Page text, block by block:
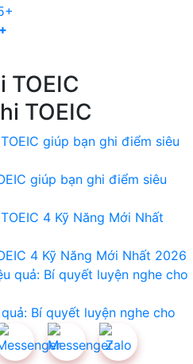
TOEIC
giúp bạn ghi điểm siêu
4 Kỹ Năng Mới Nhất 2026
Bí quyết luyện nghe cho